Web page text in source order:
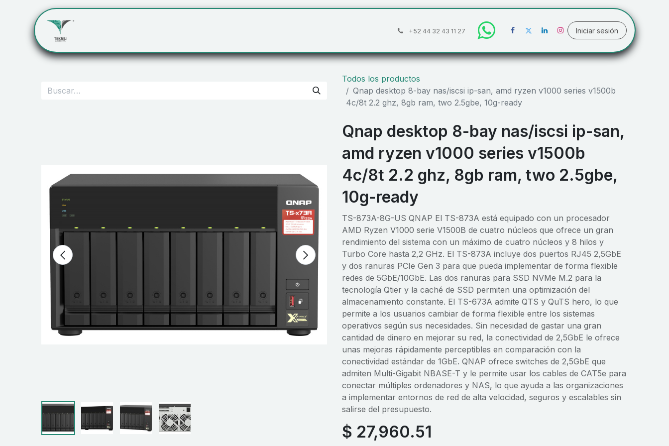
+52 44 32 43 11 27 Iniciar sesión
Todos los productos
Qnap desktop 8-bay nas/iscsi ip-san, amd ryzen v1000 series v1500b
4c/8t 2.2 ghz, 8gb ram, two 2.5gbe, 10g-ready
Qnap desktop 8-bay nas/iscsi ip-san,
amd ryzen v1000 series v1500b
4c/8t 2.2 ghz, 8gb ram, two 2.5gbe,
10g-ready
TS-873A-8G-US QNAP El TS-873A está equipado con un procesador
AMD Ryzen V1000 serie V1500B de cuatro núcleos que ofrece un gran
rendimiento del sistema con un máximo de cuatro núcleos y 8 hilos y
Turbo Core hasta 2,2 GHz. El TS-873A incluye dos puertos RJ45 2,5GbE
y dos ranuras PCIe Gen 3 para que pueda implementar de forma flexible
redes de 5GbE/10GbE. Las dos ranuras para SSD NVMe M.2 para la
tecnología Qtier y la caché de SSD permiten una optimización del
almacenamiento constante. El TS-673A admite QTS y QuTS hero, lo que
permite a los usuarios cambiar de forma flexible entre los sistemas
operativos según sus necesidades. Sin necesidad de gastar una gran
cantidad de dinero en mejorar su red, la conectividad de 2,5GbE le ofrece
unas mejoras rápidamente perceptibles en comparación con la
conectividad estándar de 1GbE. QNAP ofrece switches de 2,5GbE que
admiten Multi-Gigabit NBASE-T y le permite usar los cables de CAT5e para
conectar múltiples ordenadores y NAS, lo que ayuda a las organizaciones
a implementar entornos de red de alta velocidad, seguros y escalables sin
salirse del presupuesto.
$ 27,960.51